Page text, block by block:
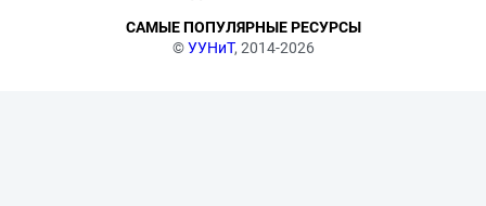
©УУНиТ, 2014-2026
САМЫЕ ПОПУЛЯРНЫЕ РЕСУРСЫ